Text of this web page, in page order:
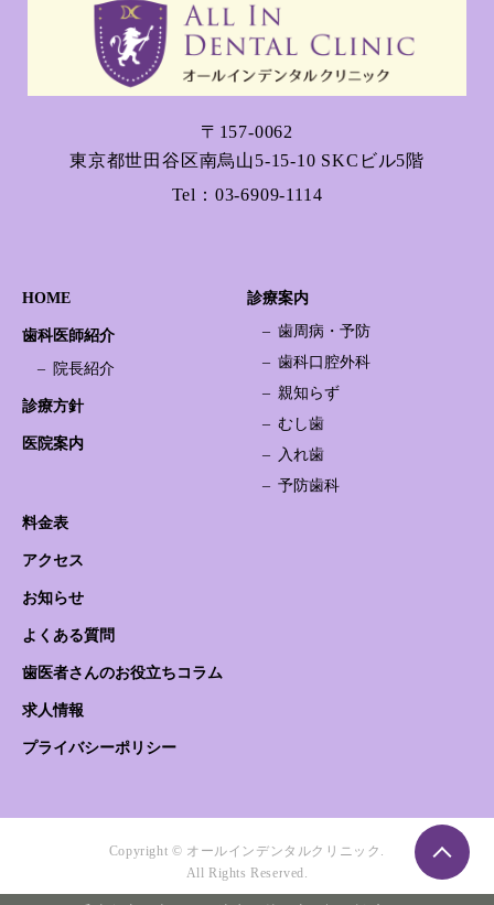
〒157-0062
東京都世田谷区南烏山5-15-10 SKCビル5階
Tel： 03-6909-1114
HOME
歯科医師紹介
院長紹介
診療方針
医院案内
診療案内
歯周病・予防
歯科口腔外科
親知らず
むし歯
入れ歯
予防歯科
料金表
アクセス
お知らせ
よくある質問
歯医者さんのお役立ちコラム
求人情報
プライバシーポリシー
Copyright © オールインデンタルクリニック.
All Rights Reserved.